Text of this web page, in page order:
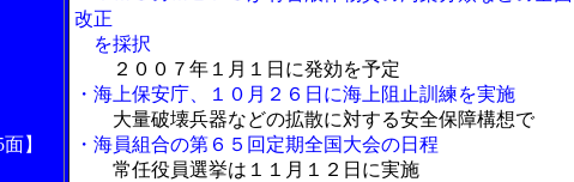
】
改正
を採択
２００７年１月１日に発効を予定
・海上保安庁、１０月２６日に海上阻止訓練を実施
大量破壊兵器などの拡散に対する安全保障構想で
・海員組合の第６５回定期全国大会の日程
常任役員選挙は１１月１２日に実施